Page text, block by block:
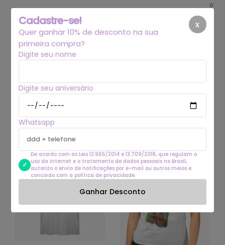
0
Início . Estampa MAX
Filtrar
x
Cadastre-se!
Quer ganhar 10% de desconto na sua
primeira compra?
Digite seu nome
Digite seu aniversário
Whatsapp
De acordo com as Leis 12.965/2014 e 13.709/2018, que regulam o
uso da Internet e o tratamento de dados pessoais no Brasil,
autorizo o envio de notificações por e-mail ou outros meios e
concordo com a política de privacidade.
Ganhar Desconto